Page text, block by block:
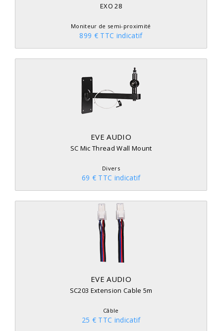
EXO 28
Moniteur de semi-proximité
899 € TTC indicatif
EVE AUDIO
SC Mic Thread Wall Mount
Divers
69 € TTC indicatif
EVE AUDIO
SC203 Extension Cable 5m
Câble
25 € TTC indicatif